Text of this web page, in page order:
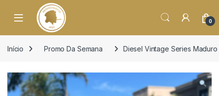
Open 0
Início Promo Da Semana Diesel Vintage Series